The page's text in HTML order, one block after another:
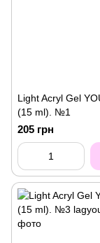
Light Acryl Gel
(15 ml). №1
205 грн